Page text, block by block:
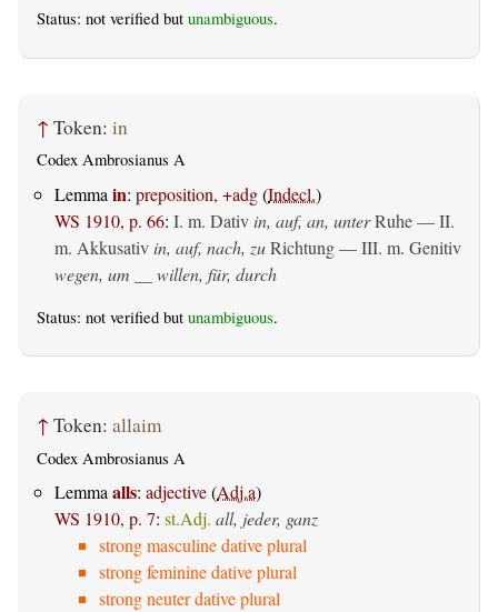
Status: not verified but unambiguous.
↑ Token: in
Codex Ambrosianus A
Lemma in: preposition, +adg(Indecl.)
WS 1910, p. 66: I. m. Dativ in, auf, an, unterRuhe — II.
m. Akkusativ in, auf, nach, zuRichtung — III. m. Genitiv
wegen, um __ willen, für, durch
Status: not verified but unambiguous.
↑ Token: allaim
Codex Ambrosianus A
Lemma alls: adjective(Adj.a)
WS 1910, p. 7: st.Adj. all, jeder, ganz
strong masculine dative plural
strong feminine dative plural
strong neuter dative plural